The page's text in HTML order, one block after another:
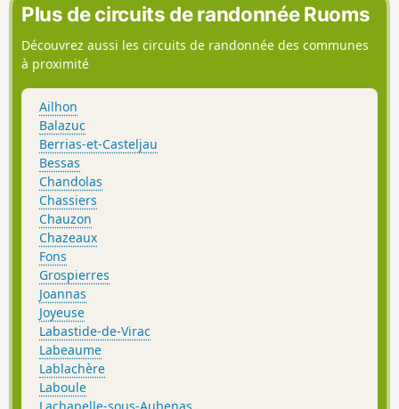
Plus de circuits de randonnée Ruoms
Découvrez aussi les circuits de randonnée des communes
à proximité
Ailhon
Balazuc
Berrias-et-Casteljau
Bessas
Chandolas
Chassiers
Chauzon
Chazeaux
Fons
Grospierres
Joannas
Joyeuse
Labastide-de-Virac
Labeaume
Lablachère
Laboule